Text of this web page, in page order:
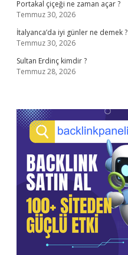
Portakal çiçeği ne zaman açar ?
Temmuz 30, 2026
İtalyanca’da iyi günler ne demek ?
Temmuz 30, 2026
Sultan Erdinç kimdir ?
Temmuz 28, 2026